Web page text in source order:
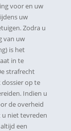
voor en uw
uw
Zodra u
van uw
is het
in te
strafrecht
op te
Indien u
de overheid
u niet tevreden
een